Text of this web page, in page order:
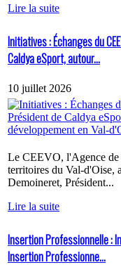
Lire la suite
Initiatives : Échanges du
Caldya eSport, autour...
10 juillet 2026
Le CEEVO, l'Agence de
territoires du Val-d'Oise,
Demoineret, Président...
Lire la suite
Insertion Professionnelle :
Insertion Professionne...